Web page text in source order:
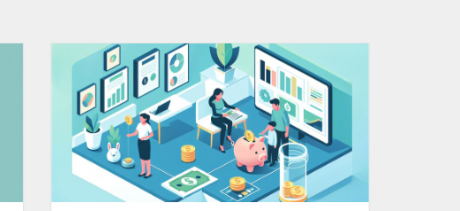
načasování a přehřátí trhu. Tento
článek vás seznámí s tím, jak DCA
funguje a jak ho využít ve vaší vlastní
investiční strategii.